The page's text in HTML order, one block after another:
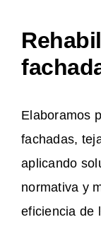
Elaboramos
fachadas,
aplicando
normativa y
eficiencia de